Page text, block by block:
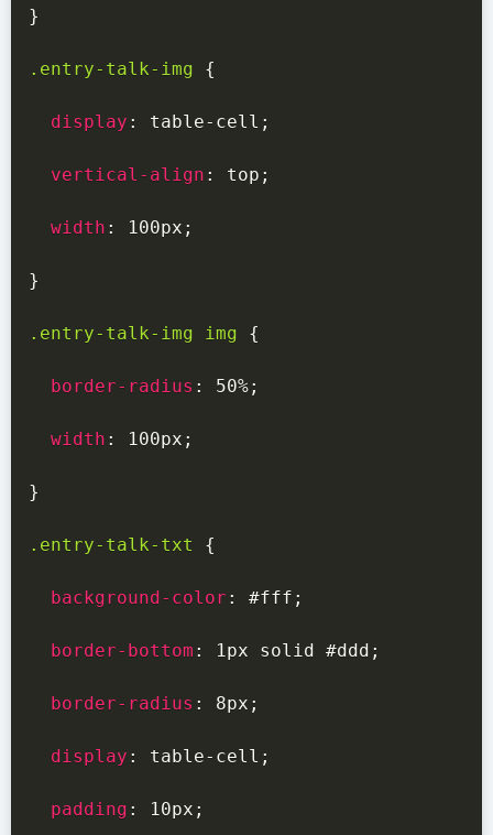
}
.entry-talk-img {
display : table-cell ;
vertical-align : top ;
width : 100px ;
}
.entry-talk-img img {
border-radius : 50%;
width : 100px ;
}
.entry-talk-txt {
background-color : #fff ;
border-bottom : 1px solid #ddd ;
border-radius : 8px ;
display : table-cell ;
padding : 10px ;